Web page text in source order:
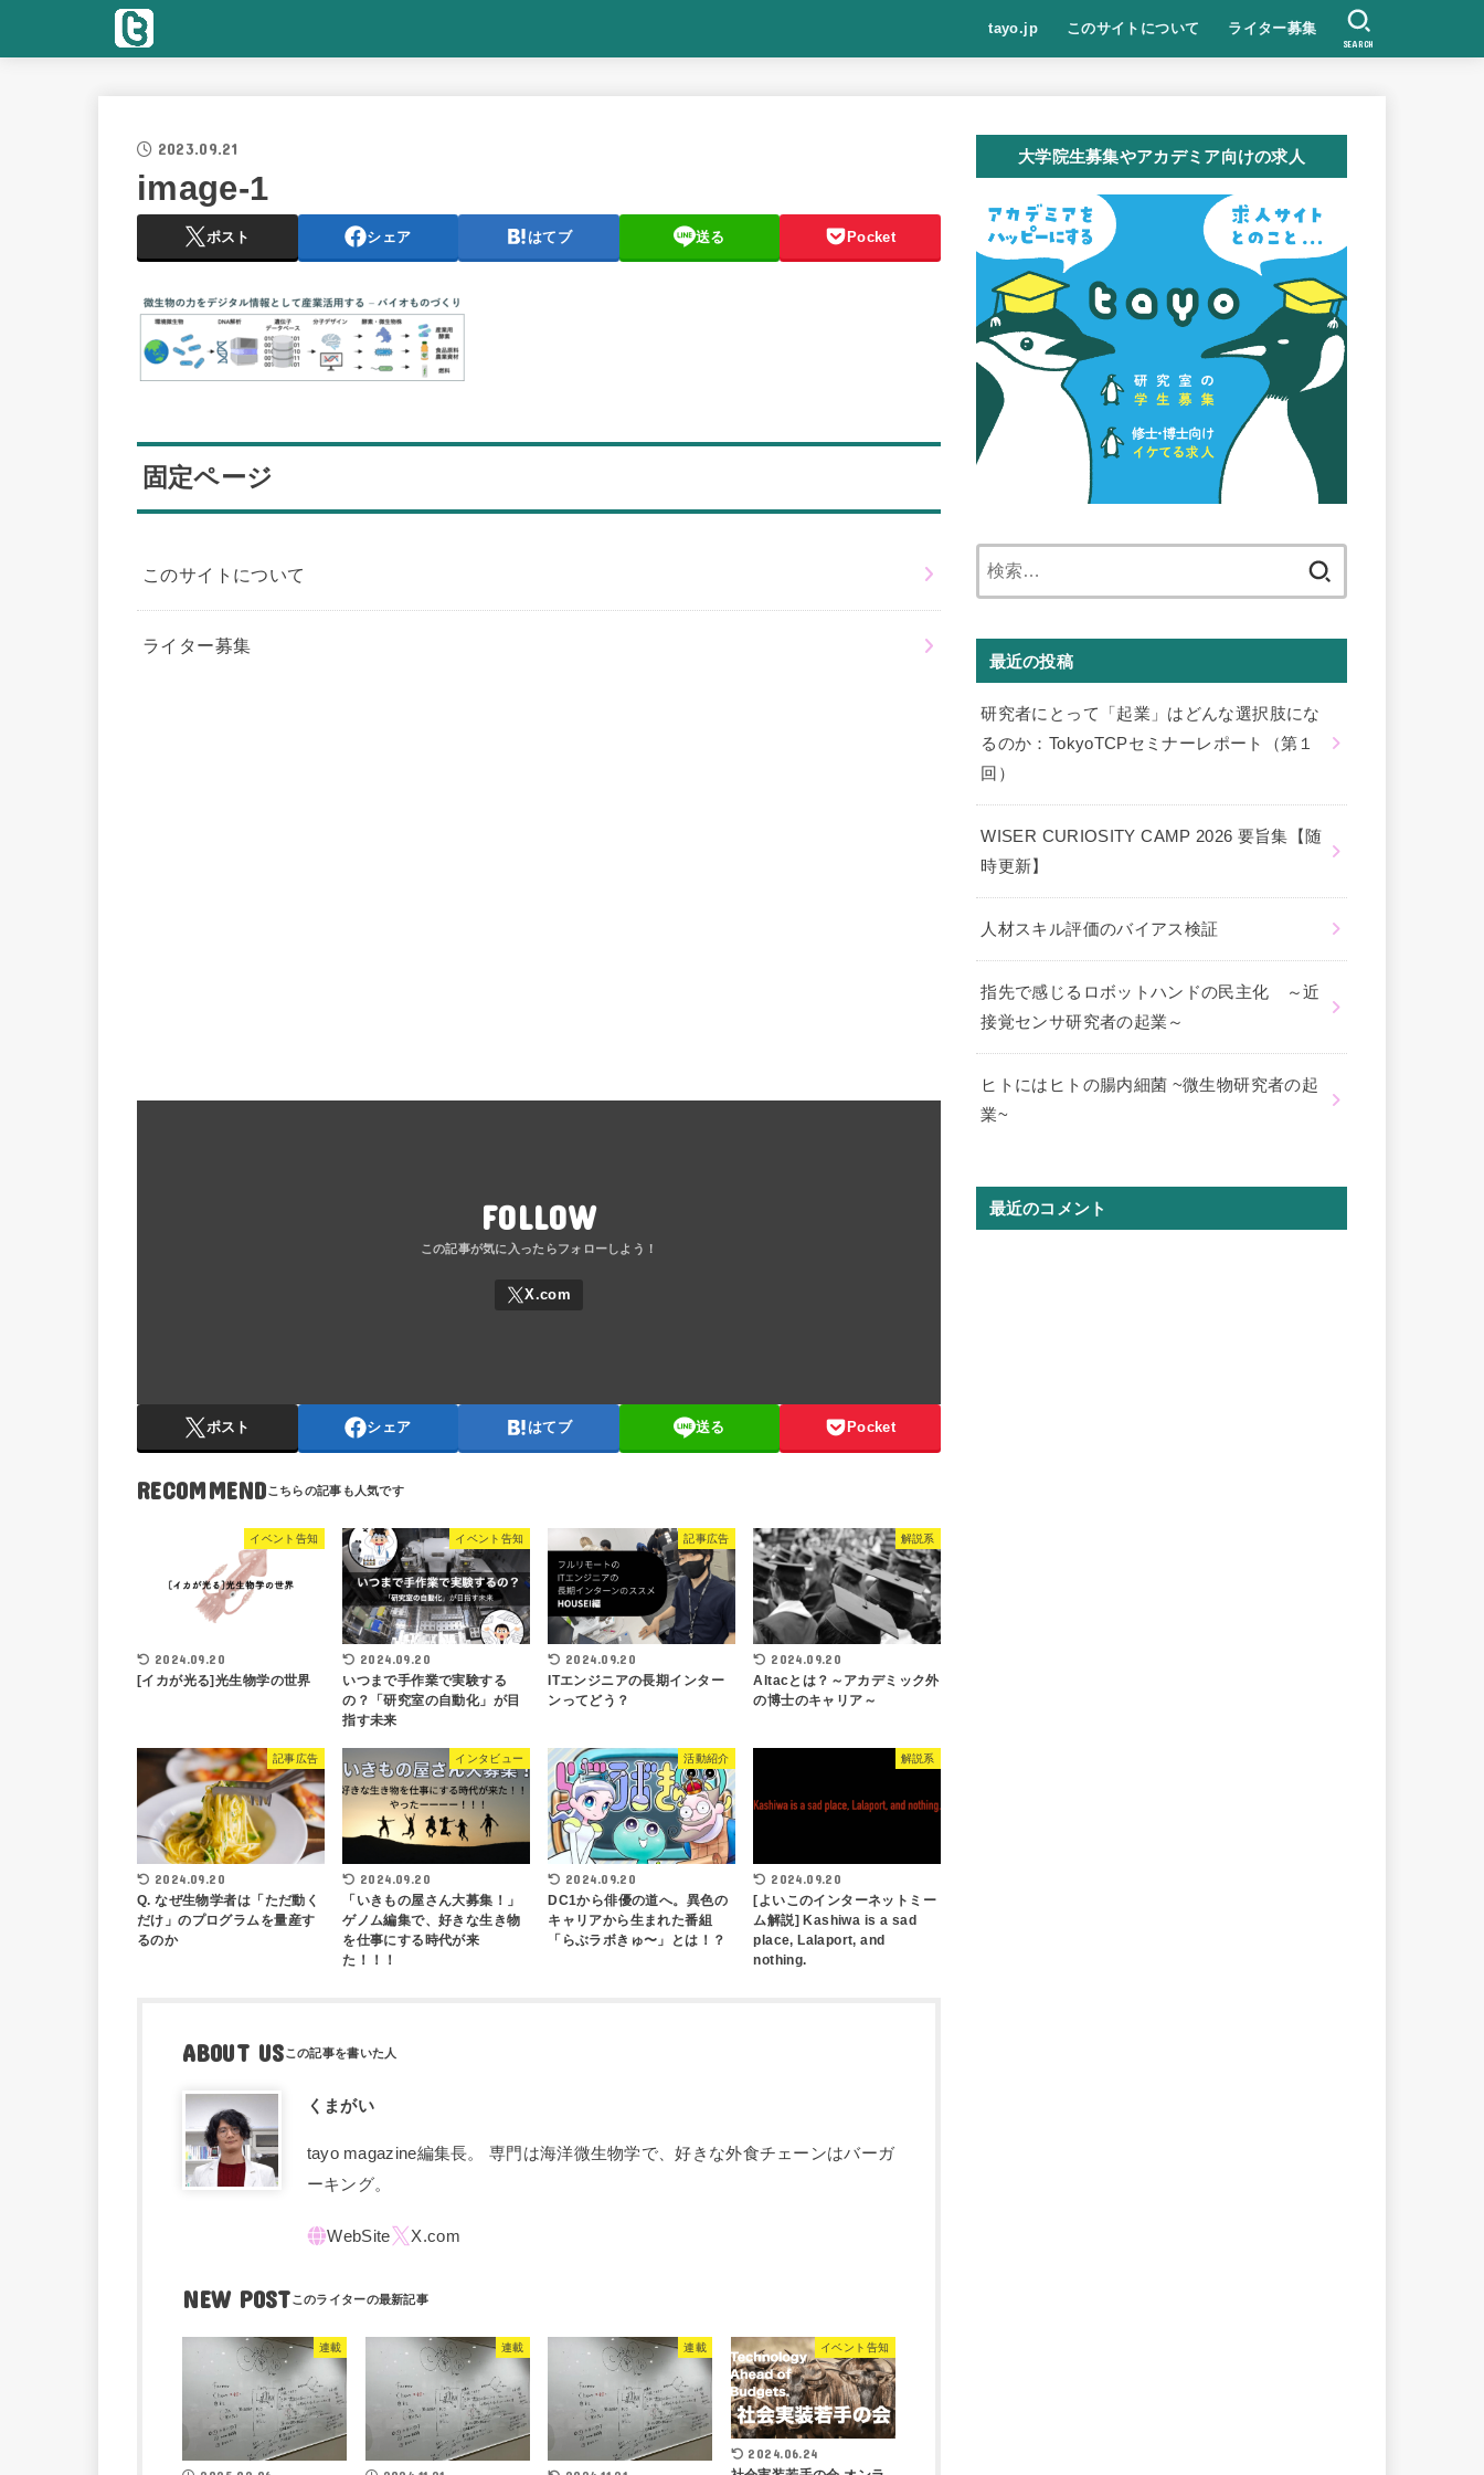
tayo.jp このサイトについて ライター募集
SEARCH
2023.09.21
image-1
ポスト シェア はてブ 送る Pocket
固定ページ
このサイトについて
ライター募集
FOLLOW
ポスト シェア はてブ 送る Pocket
RECOMMEND
イベント告知
2024.09.20
[イカが光る]光生物学の世界
イベント告知
2024.09.20
いつまで手作業で実験する
の？「研究室の自動化」が目
指す未来
記事広告
2024.09.20
ITエンジニアの長期インター
ンってどう？
解説系
2024.09.20
Altacとは？～アカデミック外
の博士のキャリア～
記事広告
2024.09.20
Q. なぜ生物学者は「ただ動く
だけ」のプログラムを量産す
るのか
インタビュー
2024.09.20
「いきもの屋さん大募集！」
ゲノム編集で、好きな生き物
を仕事にする時代が来
た！！！
活動紹介
2024.09.20
DC1から俳優の道へ。異色の
キャリアから生まれた番組
「らぶラボきゅ〜」とは！？
解説系
2024.09.20
[よいこのインターネットミー
ム解説] Kashiwa is a sad
place, Lalaport, and
nothing.
ABOUT US
くまがい
tayo magazine編集長。 専門は海洋微生物学で、好きな外食チェーンはバーガ
ーキング。
NEW POST
連載 連載 連載 イベント告知
2024.06.24
大学院生募集やアカデミア向けの求人
最近の投稿
研究者にとって「起業」はどんな選択肢にな
るのか：TokyoTCPセミナーレポート（第１
回）
WISER CURIOSITY CAMP 2026 要旨集【随
時更新】
人材スキル評価のバイアス検証
指先で感じるロボットハンドの民主化 ～近
接覚センサ研究者の起業～
ヒトにはヒトの腸内細菌 ~微生物研究者の起
業~
最近のコメント